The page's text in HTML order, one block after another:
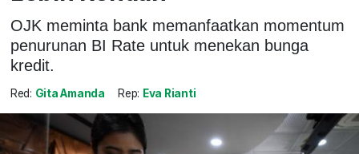
OJK meminta bank memanfaatkan momentum
penurunan BI Rate untuk menekan bunga
kredit.
Red: Gita Amanda Rep: Eva Rianti